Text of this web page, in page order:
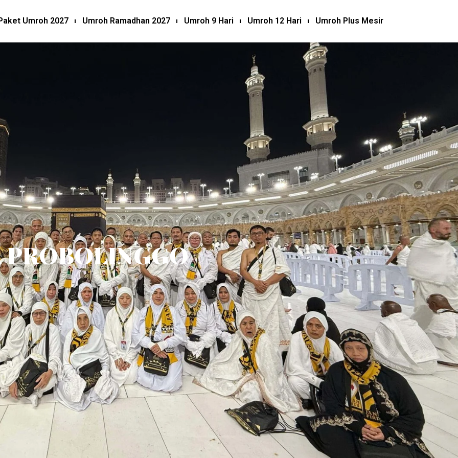
Umroh 2027 Umroh Ramadhan 2027 Umroh 9 Hari Umroh 12 Hari Umroh Plus Mesir
PROBOLINGGO